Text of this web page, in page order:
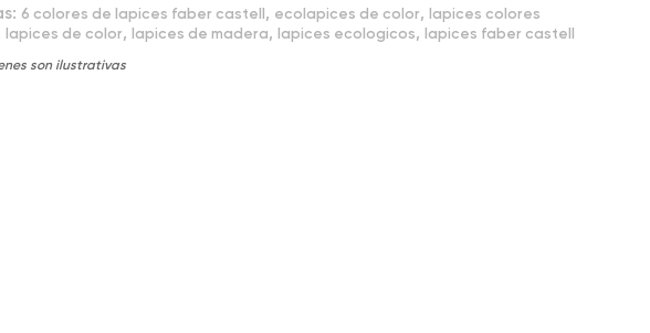
6 colores de lapices faber castell, ecolapices de color,lapices colores
lapices de color,lapices de madera,lapices ecologicos,lapices faber castell